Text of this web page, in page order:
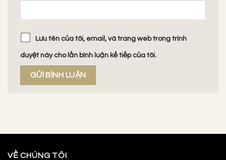
Lưu tên của tôi, email, và trang web trong trình
duyệt này cho lần bình luận kế tiếp của tôi.
VỀ CHÚNG TÔI